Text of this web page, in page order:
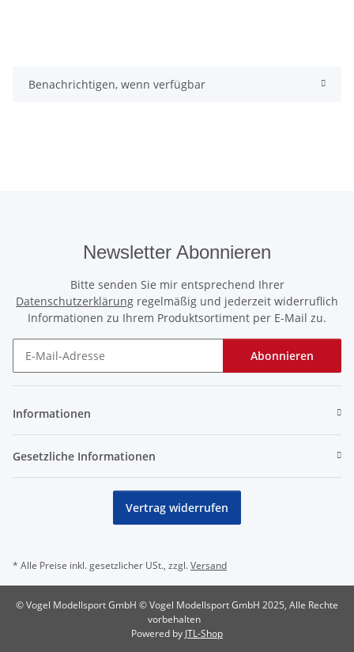
Benachrichtigen, wenn verfügbar
Newsletter Abonnieren
Bitte senden Sie mir entsprechend Ihrer
Datenschutzerklärung regelmäßig und jederzeit widerruflich
Informationen zu Ihrem Produktsortiment per E-Mail zu.
Abonnieren
Informationen
Gesetzliche Informationen
Vertrag widerrufen
* Alle Preise inkl. gesetzlicher USt., zzgl.Versand
© Vogel Modellsport GmbH © Vogel Modellsport GmbH 2025, Alle Rechte
vorbehalten
Powered by JTL-Shop